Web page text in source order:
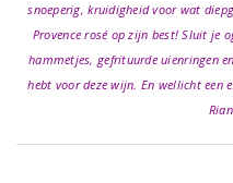
snoeperig, kruidigheid voor wat
Provence rosé op zijn best! Sluit je
hammetjes, gefrituurde uienringen
hebt voor deze wijn. En wellicht een